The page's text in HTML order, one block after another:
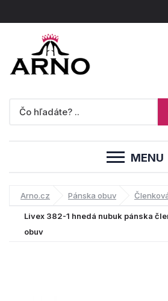
MENU
Arno.cz Pánska obuv
Livex 382-1 hnedá nubuk pánska
obuv